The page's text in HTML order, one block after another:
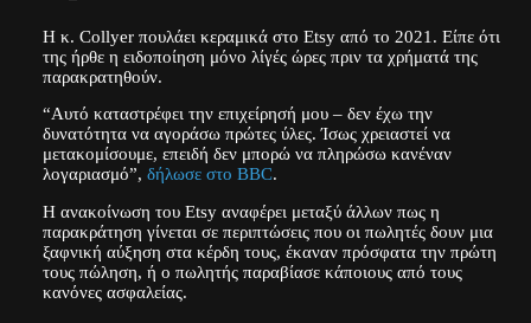
Η κ. Collyer πουλάει κεραμικά στο Etsy από το 2021. Είπε ότι
της ήρθε η ειδοποίηση μόνο λίγές ώρες πριν τα χρήματά της
παρακρατηθούν.
“Αυτό καταστρέφει την επιχείρησή μου – δεν έχω την
δυνατότητα να αγοράσω πρώτες ύλες. Ίσως χρειαστεί να
μετακομίσουμε, επειδή δεν μπορώ να πληρώσω κανέναν
λογαριασμό”, δήλωσε στο BBC.
Η ανακοίνωση του Etsy αναφέρει μεταξύ άλλων πως η
παρακράτηση γίνεται σε περιπτώσεις που οι πωλητές δουν μια
ξαφνική αύξηση στα κέρδη τους, έκαναν πρόσφατα την πρώτη
τους πώληση, ή ο πωλητής παραβίασε κάποιους από τους
κανόνες ασφαλείας.